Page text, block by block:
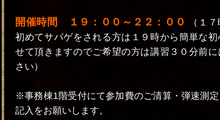
開催時間 １９：００～２２：００
（１
初めてサバゲをされる方は１９時から簡単な
せて頂きますのでご希望の方は講習３０分前
さい）
※事務棟1階受付にて参加費のご清算・弾速測
記入をお願いします。